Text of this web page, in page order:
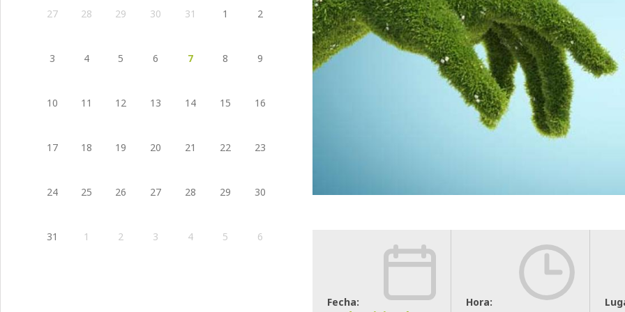
Fecha: Hora:
27 28 29 30 31 1 2
3 4 5 6 7 8 9
10 11 12 13 14 15 16
17 18 19 20 21 22 23
24 25 26 27 28 29 30
31 1 2 3 4 5 6